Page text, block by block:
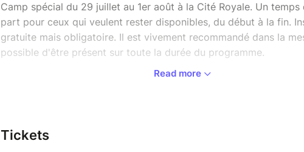
Camp spécial du 29 juillet au 1er août à la Cité Royale. Un temps
part pour ceux qui veulent rester disponibles, du début à la fin.
gratuite mais obligatoire. Il est vivement recommandé dans la
possible d'être présent sur toute la durée du programme.
Pourquoi t’inscrire ?
Read more
Tickets